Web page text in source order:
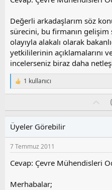
Değerli arkadaşlarım söz
sürecini, bu firmanın
olayıyla alakalı olarak
yetkililerinin açıklamalarını
incelerseniz biraz daha
T
e
i
l
e
r
1 kullanıcı
y
Üyeler Görebilir
7 Temmuz 2011
Cevap: Çevre Mühendisleri
Merhabalar;